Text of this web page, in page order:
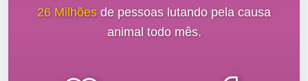
26 Milhõesde pessoas lutando pela causa
animal todo mês.